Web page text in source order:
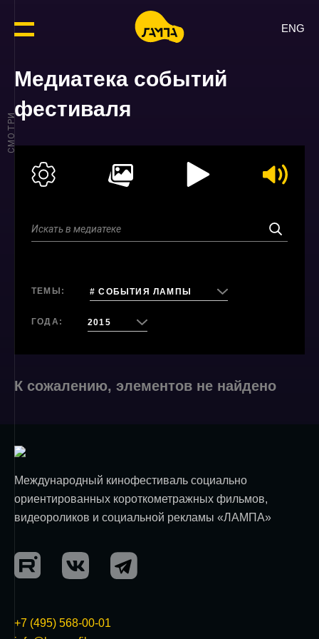
ENG
Медиатека событий
фестиваля
ТЕМЫ: # СОБЫТИЯ ЛАМПЫ
ГОДА: 2015
СМОТРИ
К сожалению, элементов не найдено
Международный кинофестиваль социально
ориентированных короткометражных фильмов,
видеороликов и социальной рекламы «ЛАМПА»
+7 (495) 568-00-01